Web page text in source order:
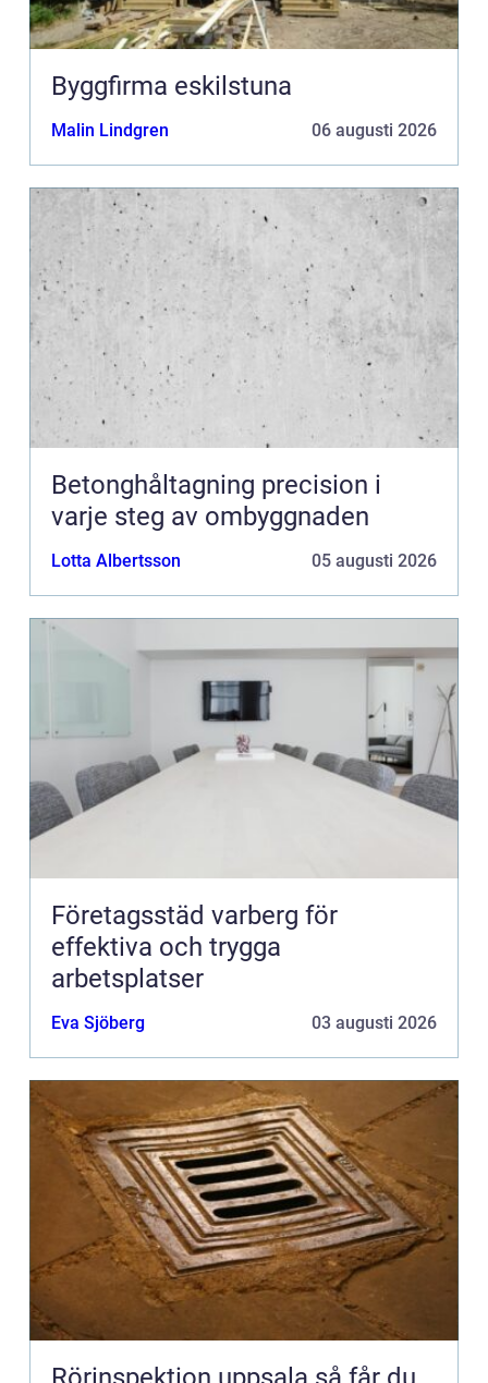
Byggfirma eskilstuna
Malin Lindgren 06 augusti 2026
Betonghåltagning precision i
varje steg av ombyggnaden
Lotta Albertsson 05 augusti 2026
Företagsstäd varberg för
effektiva och trygga
arbetsplatser
Eva Sjöberg 03 augusti 2026